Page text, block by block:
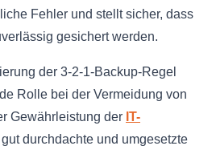
Fehler und stellt sicher, dass
gesichert werden.
der 3-2-1-Backup-Regel
Rolle bei der Vermeidung von
Gewährleistung der IT-
durchdachte und umgesetzte